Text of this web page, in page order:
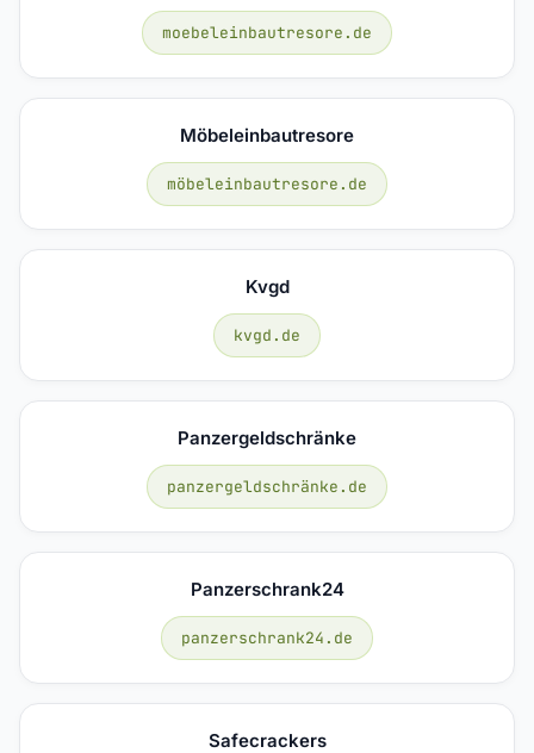
moebeleinbautresore.de
Möbeleinbautresore
möbeleinbautresore.de
Kvgd
kvgd.de
Panzergeldschränke
panzergeldschränke.de
Panzerschrank24
panzerschrank24.de
Safecrackers